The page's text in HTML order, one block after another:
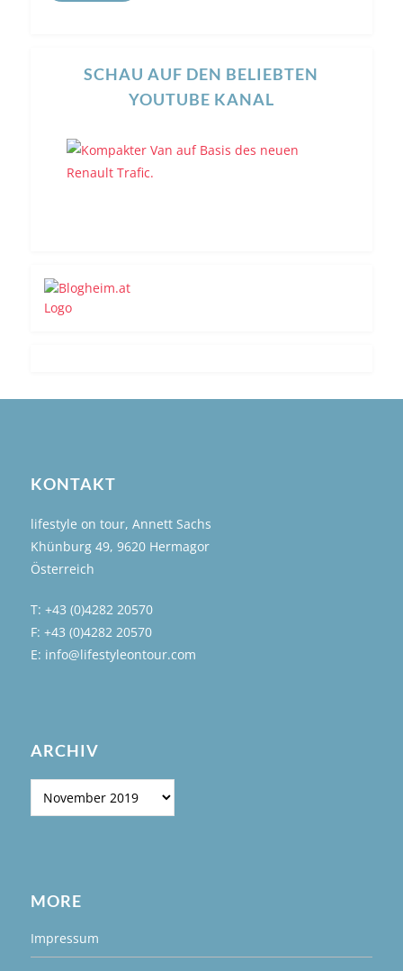
SCHAU AUF DEN BELIEBTEN
YOUTUBE KANAL
KONTAKT
lifestyle on tour, Annett Sachs
Khünburg 49, 9620 Hermagor
Österreich
T: +43 (0)4282 20570
F: +43 (0)4282 20570
E: info@lifestyleontour.com
ARCHIV
MORE
Impressum